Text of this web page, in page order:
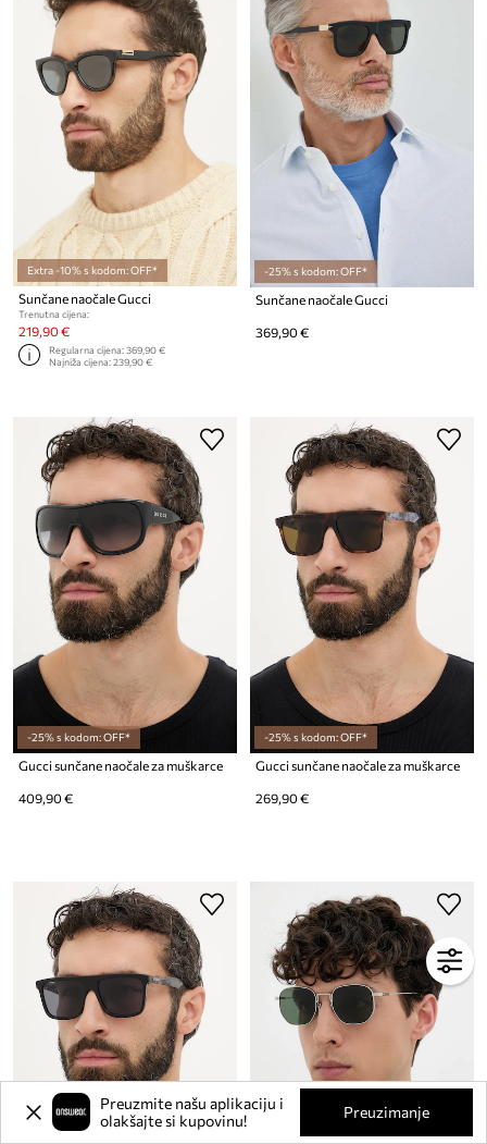
Extra -10% s kodom: OFF*
Sunčane naočale Gucci
Trenutna cijena:
219,90 €
Regularna cijena:369,90 €
Najniža cijena:239,90 €
-25% s kodom: OFF*
Sunčane naočale Gucci
369,90 €
-25% s kodom: OFF*
Gucci sunčane naočale za muškarce
409,90 €
-25% s kodom: OFF*
Gucci sunčane naočale za muškarce
269,90 €
Preuzmite našu aplikaciju i
olakšajte si kupovinu!
Preuzimanje